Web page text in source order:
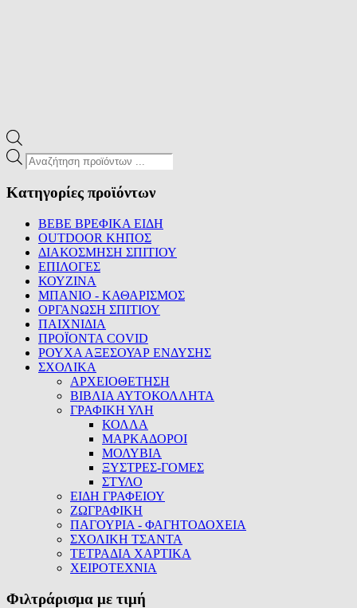
Products
search
Κατηγορίες προϊόντων
BEBE ΒΡΕΦΙΚΑ ΕΙΔΗ
OUTDOOR ΚΗΠΟΣ
ΔΙΑΚΟΣΜΗΣΗ ΣΠΙΤΙΟΥ
ΕΠΙΛΟΓΕΣ
ΚΟΥΖΙΝΑ
ΜΠΑΝΙΟ - ΚΑΘΑΡΙΣΜΟΣ
ΟΡΓΑΝΩΣΗ ΣΠΙΤΙΟΥ
ΠΑΙΧΝΙΔΙΑ
ΠΡΟΪΟΝΤΑ COVID
ΡΟΥΧΑ ΑΞΕΣΟΥΑΡ ΕΝΔΥΣΗΣ
ΣΧΟΛΙΚΑ
ΑΡΧΕΙΟΘΕΤΗΣΗ
ΒΙΒΛΙΑ ΑΥΤΟΚΟΛΛΗΤΑ
ΓΡΑΦΙΚΗ ΥΛΗ
ΚΟΛΛΑ
ΜΑΡΚΑΔΟΡΟΙ
ΜΟΛΥΒΙΑ
ΞΥΣΤΡΕΣ-ΓΟΜΕΣ
ΣΤΥΛΟ
ΕΙΔΗ ΓΡΑΦΕΙΟΥ
ΖΩΓΡΑΦΙΚΗ
ΠΑΓΟΥΡΙΑ - ΦΑΓΗΤΟΔΟΧΕΙΑ
ΣΧΟΛΙΚΗ ΤΣΑΝΤΑ
ΤΕΤΡΑΔΙΑ ΧΑΡΤΙΚΑ
ΧΕΙΡΟΤΕΧΝΙΑ
Φιλτράρισμα με τιμή